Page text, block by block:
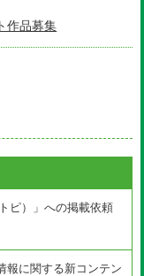
作品募集
ピ）」への掲載依頼
報に関する新コンテン